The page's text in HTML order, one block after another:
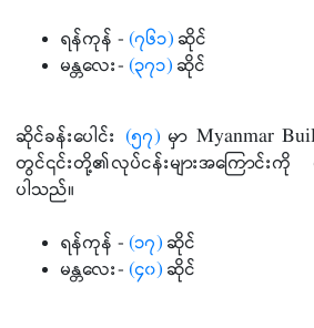
ရန်ကုန် - (၇၆၁) ဆိုင်
မန္တလေး- (၃၇၁) ဆိုင်
ဆိုင်ခန်းပေါင်း (၅၇) မှာ Myanmar
တွင်၎င်းတို့၏လုပ်ငန်းများအကြောင်းကို
ပါသည်။
ရန်ကုန် - (၁၇) ဆိုင်
မန္တလေး- (၄၀) ဆိုင်